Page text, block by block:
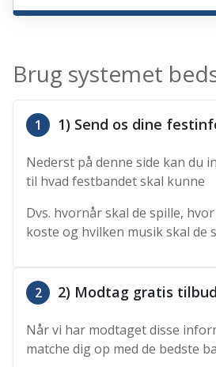
Brug systemet
1 1) Send os dine
Nederst på denne side kan du
til hvad festbandet skal kunne
Dvs. hvornår skal de spille,
koste og hvilken musik skal de
2 2) Modtag gratis tilbud
Når vi har modtaget disse
matche dig op med de bedste